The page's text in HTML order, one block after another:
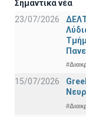
Σημαντικά νέα
23/07/2026
15/07/2026